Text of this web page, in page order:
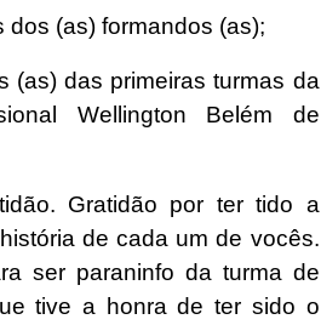
(as) formandos (as);
(as) das primeiras turmas da
Wellington Belém de
Gratidão por ter tido a
de cada um de vocês.
ser paraninfo da turma de
tive a honra de ter sido o